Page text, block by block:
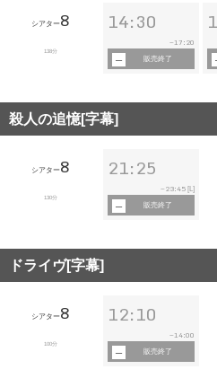
シアター8
138分
14:30
~17:20
販売終了
殺人の追憶[字幕]
シアター8
130分
21:25
~ 23:45 [L]
販売終了
ドライヴ[字幕]
シアター8
100分
12:10
~14:00
販売終了